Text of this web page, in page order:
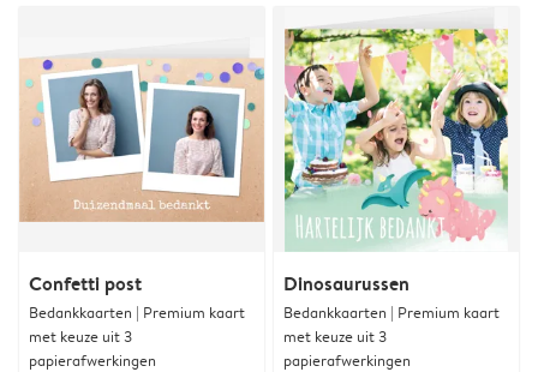
Confetti post
Bedankkaarten | Premium kaart
met keuze uit 3
papierafwerkingen
Dinosaurussen
Bedankkaarten | Premium kaart
met keuze uit 3
papierafwerkingen